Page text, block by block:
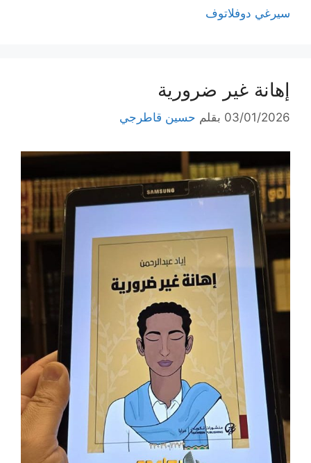
سيرغي دوفلاتوف
إهانة غير ضرورية
03/01/2026 بقلم حسين قاطرجي